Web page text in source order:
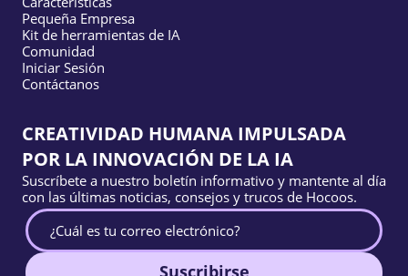
Pequeña Empresa
Kit de herramientas de IA
Comunidad
Iniciar Sesión
Contáctanos
CREATIVIDAD HUMANA IMPULSADA
POR LA INNOVACIÓN DE LA IA
Suscríbete a nuestro boletín informativo y mantente al día
con las últimas noticias, consejos y trucos de Hocoos.